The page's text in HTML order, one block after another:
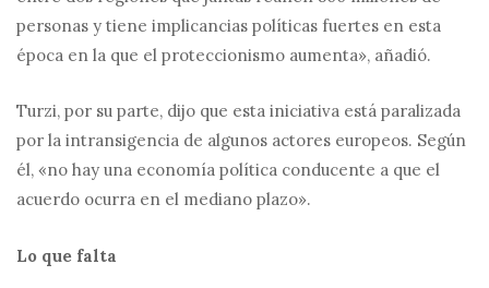
personas y tiene implicancias políticas fuertes en esta
época en la que el proteccionismo aumenta», añadió.
Turzi, por su parte, dijo que esta iniciativa está paralizada
por la intransigencia de algunos actores europeos. Según
él, «no hay una economía política conducente a que el
acuerdo ocurra en el mediano plazo».
Lo que falta